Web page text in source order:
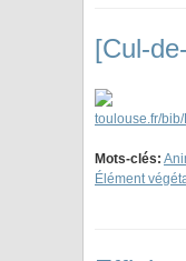
[Cul-
Mots-clés:
Élément